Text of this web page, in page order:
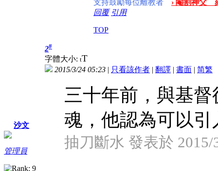
支持鼓勵每位離教者
› 閹割神父
回覆 引用
TOP
沙文
管理員
2#
字體大小: tT
2015/3/24 05:23 | 只看該作者 | 翻譯 | 書面 | 简繁
三十年前，與基
魂，他認為可以
抽刀斷水 發表於 2015/